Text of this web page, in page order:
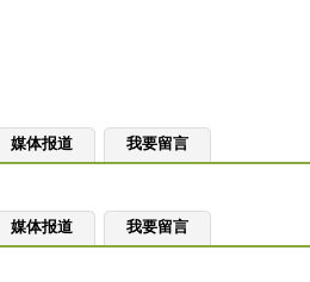
媒体报道 我要留言
媒体报道 我要留言